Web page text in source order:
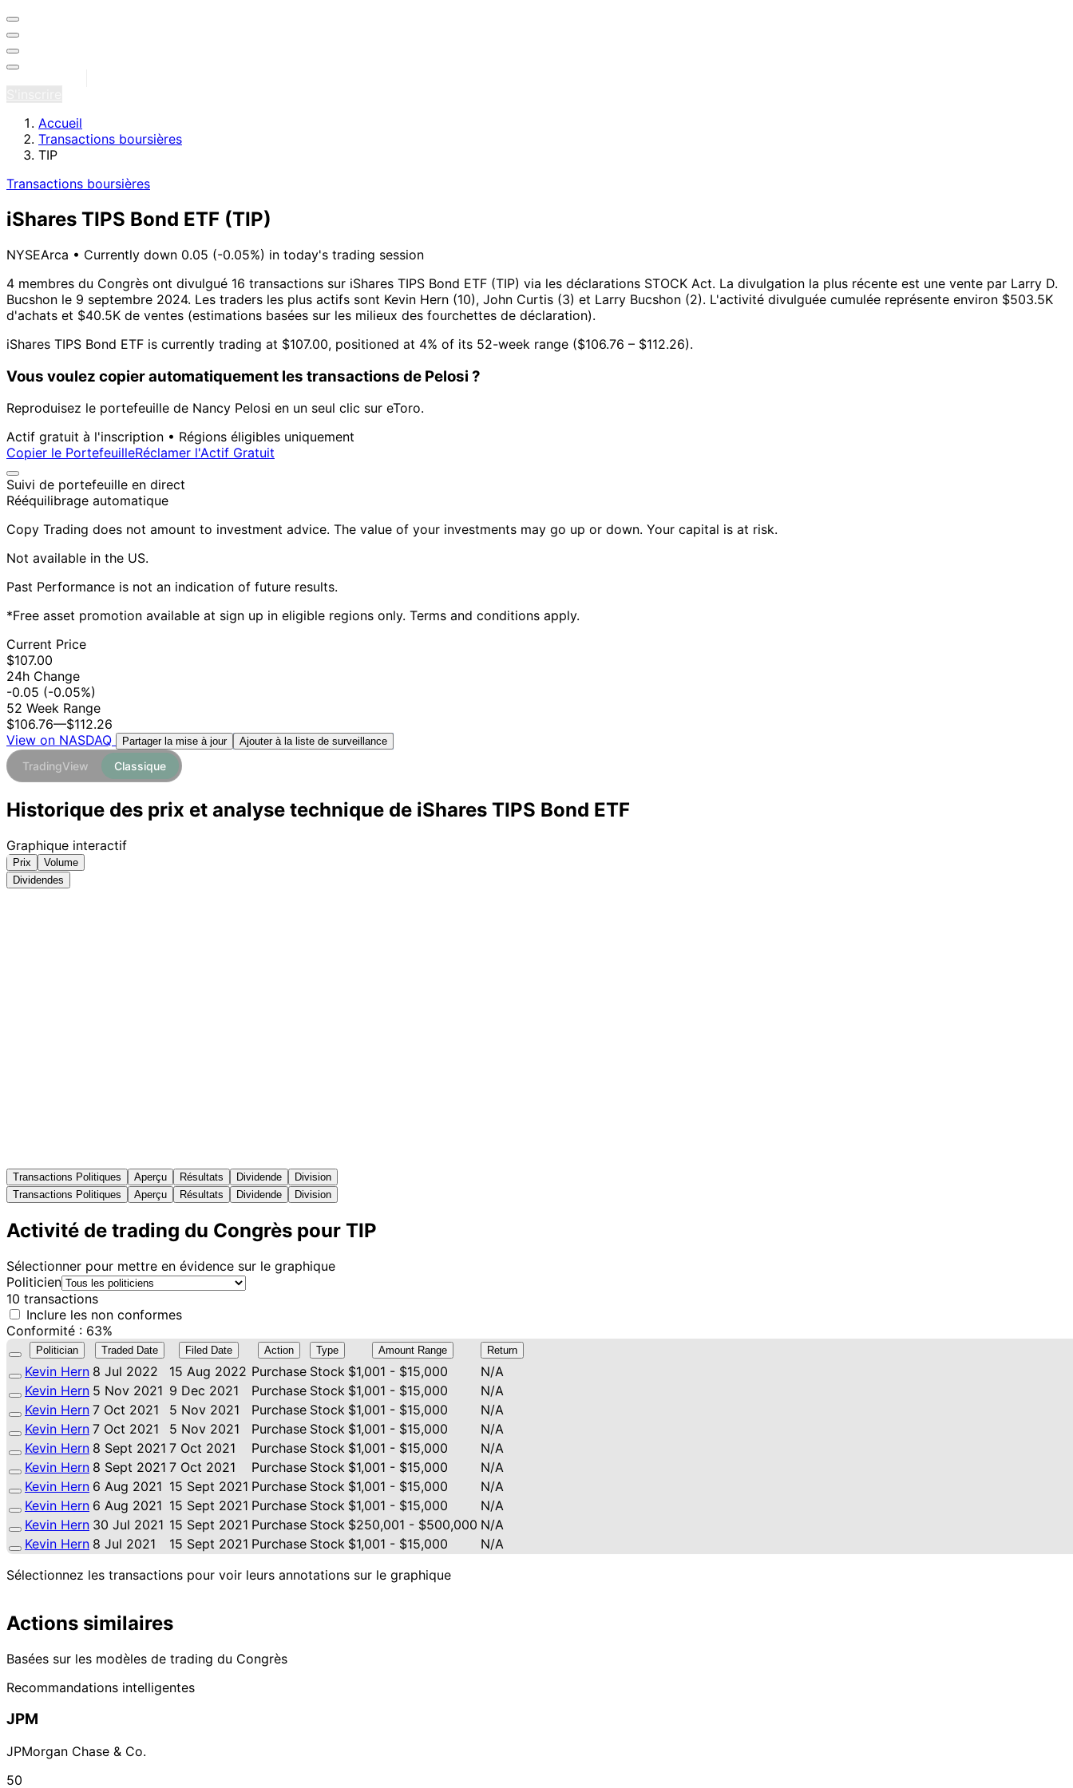
Accueil
Transactions boursières
TIP
Transactions boursières
iShares TIPS Bond ETF (TIP)
NYSEArca • Currently down 0.05 (-0.05%) in today's trading session
4 membres du Congrès ont divulgué 16 transactions sur iShares TIPS Bond ETF (TIP) via les déclarations STOCK Act. La divulgation la plus récente est une vente par Larry D.
Bucshon le 9 septembre 2024. Les traders les plus actifs sont Kevin Hern (10), John Curtis (3) et Larry Bucshon (2). L'activité divulguée cumulée représente environ $503.5K
d'achats et $40.5K de ventes (estimations basées sur les milieux des fourchettes de déclaration).
iShares TIPS Bond ETF is currently trading at $107.00, positioned at 4% of its 52-week range ($106.76 – $112.26).
Vous voulez copier automatiquement les transactions de Pelosi ?
Reproduisez le portefeuille de Nancy Pelosi en un seul clic sur eToro.
Actif gratuit à l'inscription • Régions éligibles uniquement
Copier le PortefeuilleRéclamer l'Actif Gratuit
Suivi de portefeuille en direct
Rééquilibrage automatique
Copy Trading does not amount to investment advice. The value of your investments may go up or down. Your capital is at risk.
Not available in the US.
Past Performance is not an indication of future results.
*Free asset promotion available at sign up in eligible regions only. Terms and conditions apply.
Current Price
$107.00
24h Change
-0.05 (-0.05%)
52 Week Range
$106.76—$112.26
View on NASDAQ
Partager la mise à jour Ajouter à la liste de surveillance
TradingView Classique
Historique des prix et analyse technique de iShares TIPS Bond ETF
Graphique interactif
Prix
Volume
Dividendes
Transactions Politiques Aperçu Résultats Dividende
Division
Transactions Politiques
Aperçu Résultats Dividende Division
Activité de trading du Congrès pour TIP
Sélectionner pour mettre en évidence sur le graphique
Politicien
10 transactions
Inclure les non conformes
Conformité : 63%
Politician Traded Date Filed Date Action Type Amount Range Return
Kevin Hern 8 Jul 2022 15 Aug 2022 Purchase Stock $1,001 - $15,000
N/A
Kevin Hern 5 Nov 2021 9 Dec 2021 Purchase Stock $1,001 - $15,000
N/A
Kevin Hern 7 Oct 2021 5 Nov 2021 Purchase Stock $1,001 - $15,000
N/A
Kevin Hern 7 Oct 2021 5 Nov 2021 Purchase Stock $1,001 - $15,000
N/A
Kevin Hern 8 Sept 2021 7 Oct 2021 Purchase Stock $1,001 - $15,000
N/A
Kevin Hern 8 Sept 2021 7 Oct 2021 Purchase Stock $1,001 - $15,000
N/A
Kevin Hern 6 Aug 2021 15 Sept 2021 Purchase Stock $1,001 - $15,000
N/A
Kevin Hern 6 Aug 2021 15 Sept 2021 Purchase Stock $1,001 - $15,000
N/A
Kevin Hern 30 Jul 2021 15 Sept 2021 Purchase Stock $250,001 - $500,000 N/A
Kevin Hern 8 Jul 2021 15 Sept 2021 Purchase Stock $1,001 - $15,000
N/A
Sélectionnez les transactions pour voir leurs annotations sur le graphique
Actions similaires
Basées sur les modèles de trading du Congrès
Recommandations intelligentes
JPM
JPMorgan Chase & Co.
50